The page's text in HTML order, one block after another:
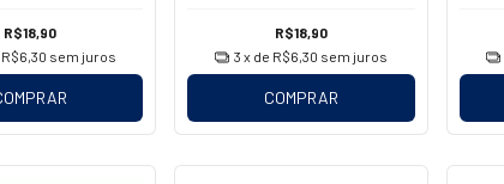
R$18,90
R$6,30 sem juros
R$18,90
3 x de R$6,30 sem juros
COMPRAR